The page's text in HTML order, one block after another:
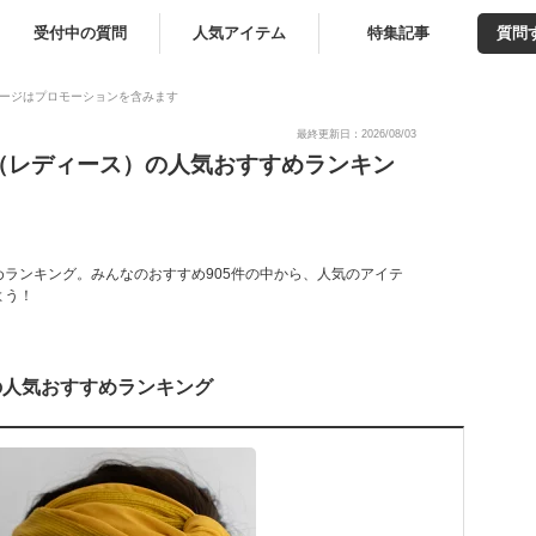
受付中の質問 人気アイテム 特集記事 質問
ジはプロモーションを含みます
最終更新日：2026/08/03
ディース）の人気おすすめランキン
ンキング。みんなのおすすめ905件の中から、人気のアイテ
！
気おすすめランキング